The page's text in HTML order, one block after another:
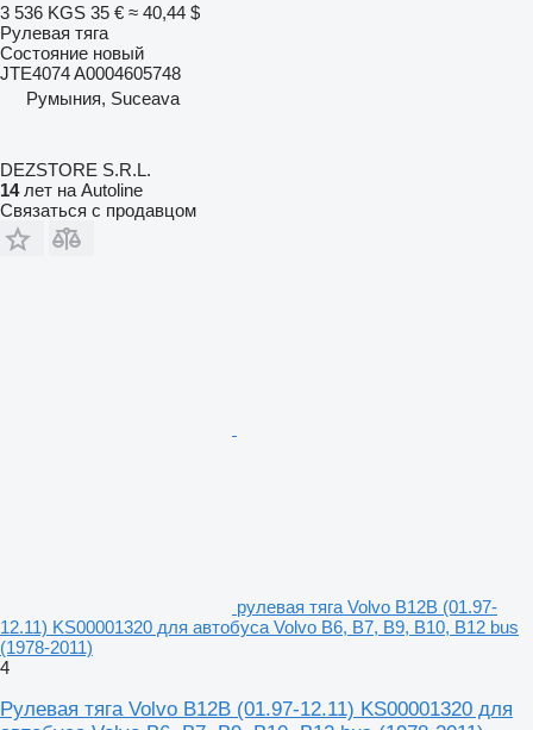
3 536 KGS 35 € ≈ 40,44 $
Рулевая тяга
Состояние новый
JTE4074 A0004605748
Румыния, Suceava
DEZSTORE S.R.L.
14лет на Autoline
Связаться с продавцом
рулевая тяга Volvo B12B (01.97-
12.11) KS00001320 для автобуса Volvo B6, B7, B9, B10, B12 bus
(1978-2011)
4
Рулевая тяга Volvo B12B (01.97-12.11) KS00001320 для